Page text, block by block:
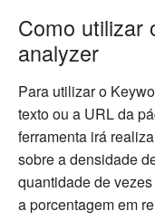
Como utilizar
analyzer
Para utilizar o
texto ou a URL da
ferramenta irá
sobre a densidade
quantidade de
a porcentagem em